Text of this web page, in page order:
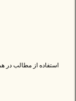
یاستفاده از مطالب در